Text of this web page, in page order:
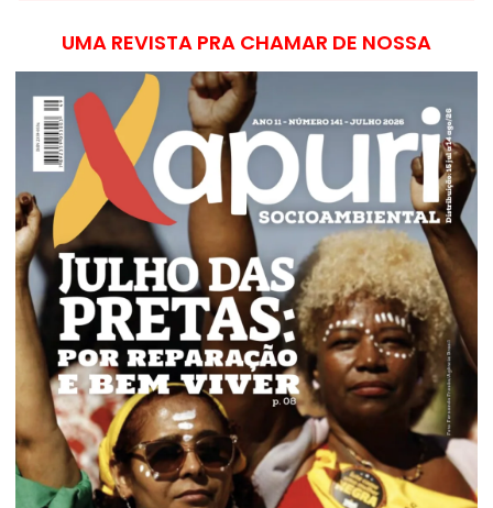
UMA REVISTA PRA CHAMAR DE NOSSA